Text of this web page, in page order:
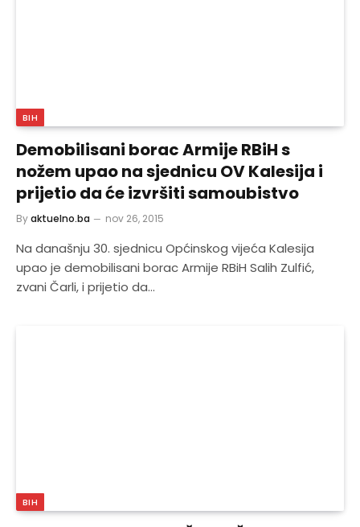
BIH
Demobilisani borac Armije RBiH s
nožem upao na sjednicu OV Kalesija i
prijetio da će izvršiti samoubistvo
Byaktuelno.ba nov 26, 2015
Na današnju 30. sjednicu Općinskog vijeća Kalesija
upao je demobilisani borac Armije RBiH Salih Zulfić,
zvani Čarli, i prijetio da…
BIH